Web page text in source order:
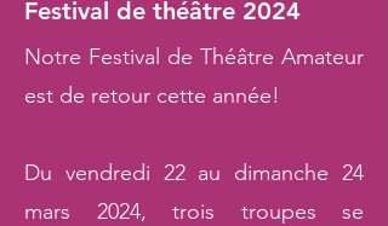
Festival de théâtre 2024
Notre Festival de Théâtre Amateur
est de retour cette année!
Du vendredi 22 au dimanche 24
mars 2024, trois troupes se